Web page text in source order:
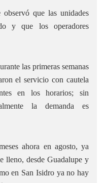
que las unidades
y que los operadores
las primeras semanas
el servicio con cautela
en los horarios; sin
la demanda es
ahora en agosto, ya
lleno, desde Guadalupe y
en San Isidro ya no hay